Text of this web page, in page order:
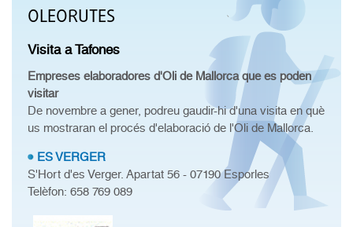
OLEORUTES
Visita a Tafones
Empreses elaboradores d'Oli de Mallorca que es poden
visitar
De novembre a gener, podreu gaudir-hi d'una visita en què
us mostraran el procés d'elaboració de l'Oli de Mallorca.
ES VERGER
S'Hort d'es Verger. Apartat 56 - 07190 Esporles
Telèfon: 658 769 089